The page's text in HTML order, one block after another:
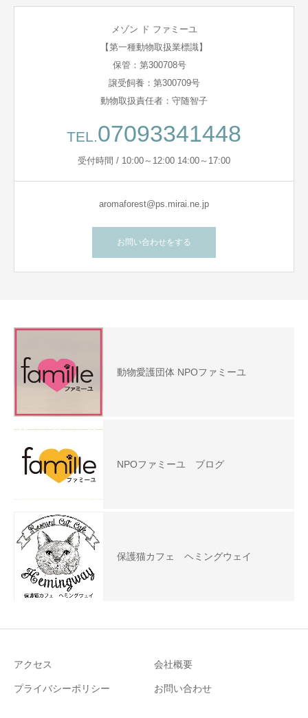
メゾン ド ファミーユ
【第一種動物取扱業標識】
保管：第300708号
譲受飼養：第300709号
動物取扱責任者：守随智子
TEL.07093341448
受付時間 / 10:00～12:00 14:00～17:00
aromaforest@ps.mirai.ne.jp
お問い合わせをする
動物愛護団体 NPOファミーユ
NPOファミーユ ブログ
保護猫カフェ ヘミングウェイ
アクセス 会社概要
プライバシーポリシー お問い合わせ